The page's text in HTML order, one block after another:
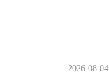
2026-08-04